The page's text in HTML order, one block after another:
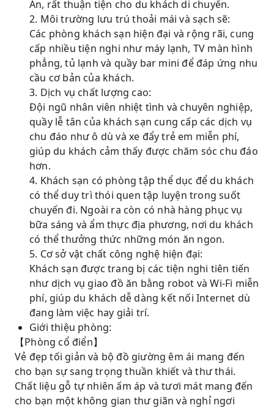
An, rất thuận tiện cho du khách di chuyển.
2. Môi trường lưu trú thoải mái và sạch sẽ:
Các phòng khách sạn hiện đại và rộng rãi, cung
cấp nhiều tiện nghi như máy lạnh, TV màn hình
phẳng, tủ lạnh và quầy bar mini để đáp ứng nhu
cầu cơ bản của khách.
3. Dịch vụ chất lượng cao:
Đội ngũ nhân viên nhiệt tình và chuyên nghiệp,
quầy lễ tân của khách sạn cung cấp các dịch vụ
chu đáo như ô dù và xe đẩy trẻ em miễn phí,
giúp du khách cảm thấy được chăm sóc chu đáo
hơn.
4. Khách sạn có phòng tập thể dục để du khách
có thể duy trì thói quen tập luyện trong suốt
chuyến đi. Ngoài ra còn có nhà hàng phục vụ
bữa sáng và ẩm thực địa phương, nơi du khách
có thể thưởng thức những món ăn ngon.
5. Cơ sở vật chất công nghệ hiện đại:
Khách sạn được trang bị các tiện nghi tiên tiến
như dịch vụ giao đồ ăn bằng robot và Wi-Fi miễn
phí, giúp du khách dễ dàng kết nối Internet dù
đang làm việc hay giải trí.
Giới thiệu phòng:
【Phòng cổ điển】
Vẻ đẹp tối giản và bộ đồ giường êm ái mang đến
cho bạn sự sang trọng thuần khiết và thư thái.
Chất liệu gỗ tự nhiên ấm áp và tươi mát mang đến
cho bạn một không gian thư giãn và nghỉ ngơi